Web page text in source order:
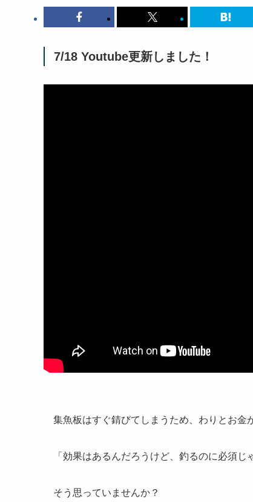
7/18 Youtube更新しました！
集魚板はすぐ錆びてしまうため、わりとお金
「効果はあるんだろうけど、釣るのに必須
そう思っていませんか？